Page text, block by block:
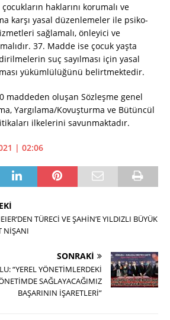
haklarını korumalı ve
karşı yasal düzenlemeler ile psiko-
sağlamalı, önleyici ve
37. Madde ise çocuk yaşta
suç sayılması için yasal
yükümlülüğünü belirtmektedir.
maddeden oluşan Sözleşme genel
Yargılama/Kovuşturma ve Bütüncül
ilkelerini savunmaktadır.
| 02:06
TÜRECİ VE ŞAHİN’E YILDIZLI BÜYÜK
NİŞANI
SONRAKI
“YEREL YÖNETİMLERDEKİ
SAĞLAYACAĞIMIZ
BAŞARININ İŞARETLERİ”